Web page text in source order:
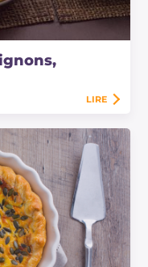
LIRE